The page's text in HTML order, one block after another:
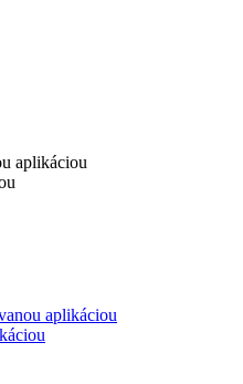
aplikáciou
aplikáciou